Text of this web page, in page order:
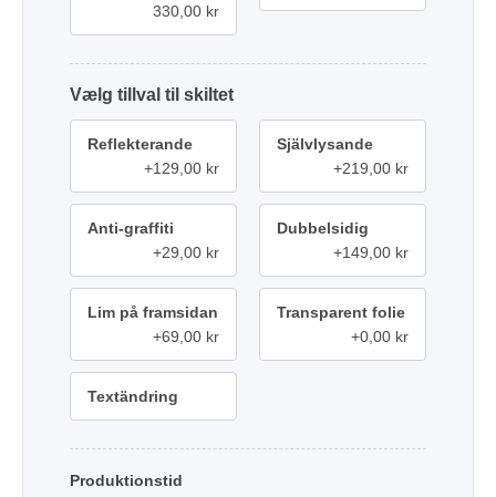
330,00 kr
tillval
Reflekterande
+129,00 kr
Självlysande
+219,00 kr
Anti-graffiti
+29,00 kr
Dubbelsidig
+149,00 kr
Lim på framsidan
+69,00 kr
Transparent folie
+0,00 kr
Textändring
Produktionstid